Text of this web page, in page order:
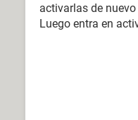
activarlas de
Luego entra en